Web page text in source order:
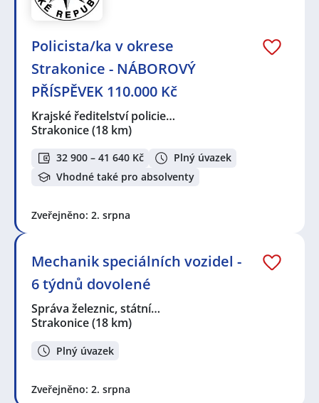
Policista/ka v okrese
Strakonice - NÁBOROVÝ
PŘÍSPĚVEK 110.000 Kč
Krajské ředitelství policie…
Strakonice(18 km)
32 900 – 41 640 Kč
Plný úvazek
Vhodné také pro absolventy
Zveřejněno: 2. srpna
Mechanik speciálních vozidel -
6 týdnů dovolené
Správa železnic, státní…
Strakonice(18 km)
Plný úvazek
Zveřejněno: 2. srpna